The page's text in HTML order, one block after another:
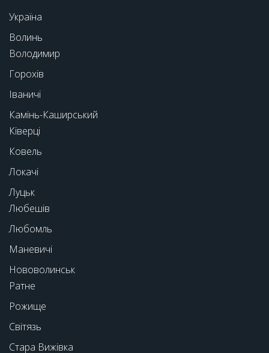
Україна
Волинь
Володимир
Горохів
Іваничі
Камінь-Каширський
Ківерці
Ковель
Локачі
Луцьк
Любешів
Любомль
Маневичі
Нововолинськ
Ратне
Рожище
Світязь
Стара Вижівка